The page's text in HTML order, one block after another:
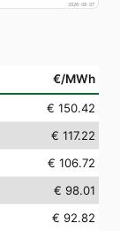
2026-08-07
€/MWh
€ 150.42
€ 117.22
€ 106.72
€ 98.01
€ 92.82